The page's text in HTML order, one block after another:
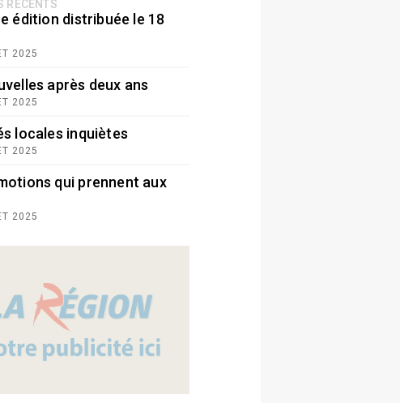
RÉCENTS
édition distribuée le 18
2025
après deux ans
2025
locales inquiètes
2025
qui prennent aux
2025